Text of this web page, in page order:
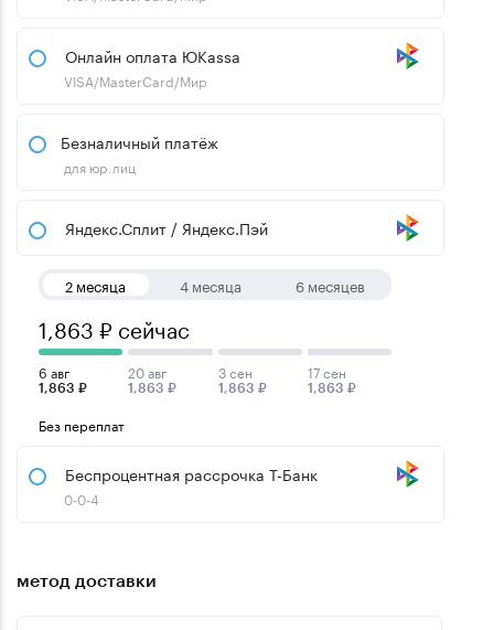
Онлайн оплата ЮKassa
VISA/MasterCard/Мир
Безналичный платёж
для юр.лиц
Яндекс.Сплит / Яндекс.Пэй
2 месяца 4 месяца 6 месяцев
1,863 ₽ сейчас
6 авг
1,863 ₽
20 авг
1,863 ₽
3 сен
1,863 ₽
17 сен
1,863 ₽
Без переплат
Беспроцентная рассрочка Т-Банк
0-0-4
метод доставки